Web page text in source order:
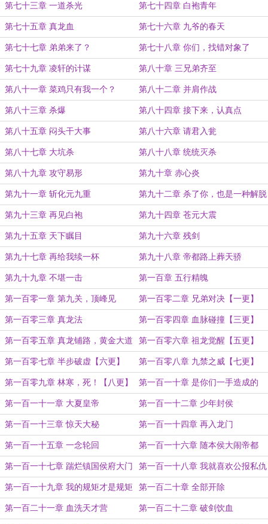
不住
第七十三章 一道杀光 第七十四章 白袍青年
第七十五章 真龙血 第七十六章 九爷的春天
第七十七章 弟弟来了？ 第七十八章 你们，找错对象了
第七十九章 凌轩的计谋 第八十章 三兄弟齐至
第八十一章 菜鸡只有我一个？ 第八十二章 并肩作战
第八十三章 杀爆 第八十四章 接下来，认真点
第八十五章 闷头干大事 第八十六章 请君入瓮
第八十七章 大坑杀 第八十八章 统统灭杀
第八十九章 攻守易形 第九十章 赤心炎
第九十一章 斩化元九重 第九十二章 杀了你，也是一种解脱
第九十三章 再见白袍 第九十四章 苍元大震
第九十五章 天下瞩目 第九十六章 残剑
第九十七章 再给我续一杯 第九十八章 帝都路上葬天骄
第九十九章 不堪一击 第一百章 五行精魄
第一百零一章 第九关，顶峰见 第一百零二章 兄弟对决【一更】
第一百零三章 真龙法 第一百零四章 血脉碰撞【三更】
第一百零五章 真龙铺路，黄金大道
【四更】
第一百零六章 祖龙觉醒【五更】
第一百零七章 半步破虚【六更】 第一百零八章 九禁之威【七更】
第一百零九章 林寒，死！【八更】 第一百一十章 是你们一手造成的
第一百一十一章 大夏皇帝 第一百一十二章 少年封侯
第一百一十三章 惊天大秘 第一百一十四章 再入龙门
第一百一十五章 一念轮回 第一百一十六章 随本侯大闹帝都
第一百一十七章 踹烂镇国侯府大门 第一百一十八章 我就喜欢公报私仇
第一百一十九章 我的规矩才是规矩 第一百二十章 全部开除
第一百二十一章 血洗天才营 第一百二十二章 破剑饮血